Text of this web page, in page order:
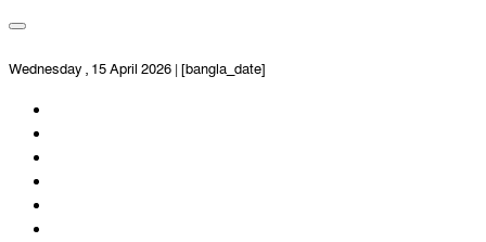
Wednesday , 15 April 2026 | [bangla_date]